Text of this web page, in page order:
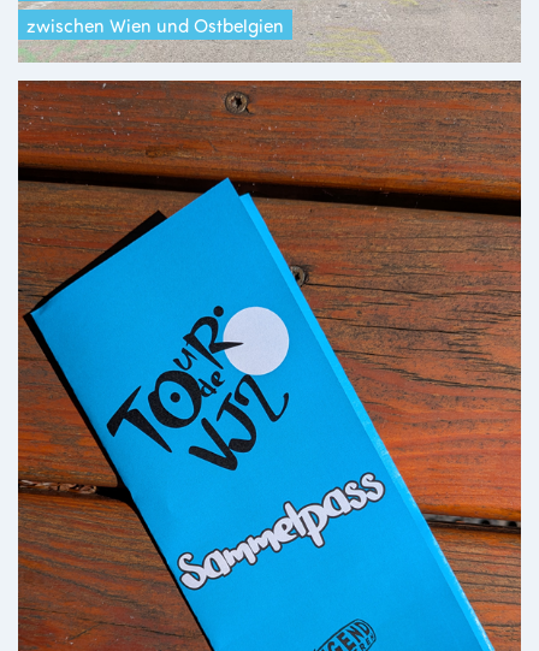
zwischen Wien und Ostbelgien